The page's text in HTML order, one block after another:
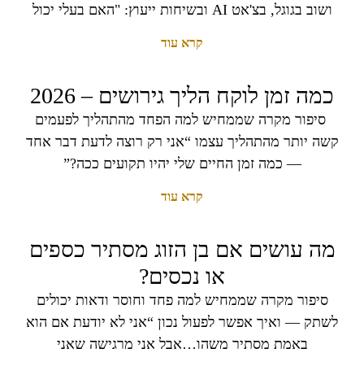
ושוב בגוגל, בצ'אט AI ובשיחות ייעוץ: "האם בעלי יכול
קרא עוד
כמה זמן לוקח הליך גירושים – 2026
סיפור מקרה שממחיש למה הפחד מהתהליך לפעמים
קשה יותר מהתהליך עצמו “אני רק רוצה לדעת דבר אחד
— כמה זמן החיים שלי יהיו תקועים ככה?”
קרא עוד
מה עושים אם בן הזוג מסתיר כספים
או נכסים?
סיפור מקרה שממחיש למה פחד וחוסר ודאות יכולים
לשתק — ואיך אפשר לפעול נכון “אני לא יודעת אם הוא
באמת מסתיר משהו…אבל אני מרגישה שאני